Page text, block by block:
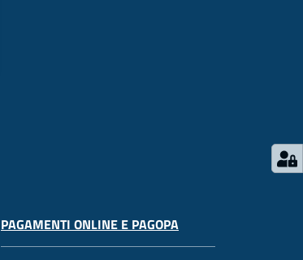
PAGAMENTI ONLINE E PAGOPA